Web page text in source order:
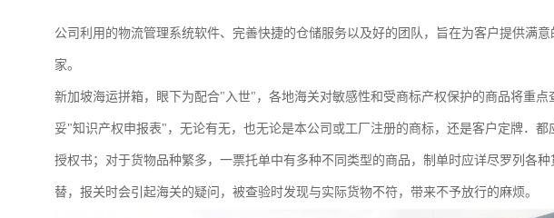
公司利用的物流管理系统软件、完善快捷的仓储服务以及好的团队，旨在为客户提供满
家。
新加坡海运拼箱，眼下为配合"入世"，各地海关对敏感性和受商标产权保护的商品将重
妥"知识产权申报表"，无论有无，也无论是本公司或工厂注册的商标，还是客户定牌．
授权书；对于货物品种繁多，一票托单中有多种不同类型的商品，制单时应详尽罗列各
替，报关时会引起海关的疑问，被查验时发现与实际货物不符，带来不予放行的麻烦。